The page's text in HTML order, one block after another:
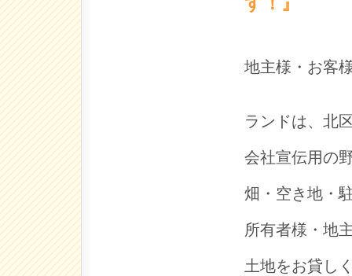
地主様・お客
ランドは、北
会社宣伝用の
畑・空き地・
所有者様・地
土地をお貸し